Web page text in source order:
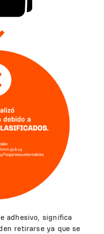
adhesivo, significa
retirarse ya que se